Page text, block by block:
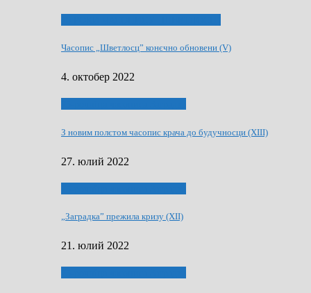
Часопис „Шветлосц” конєчно обновени (V)
4. октобер 2022
З новим полєтом часопис крача до будучносци (XIII)
27. юлий 2022
„Заградка” прежила кризу (XII)
21. юлий 2022